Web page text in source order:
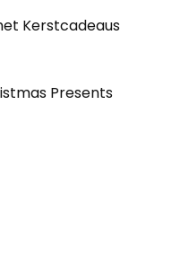
Kerstcadeaus
Presents